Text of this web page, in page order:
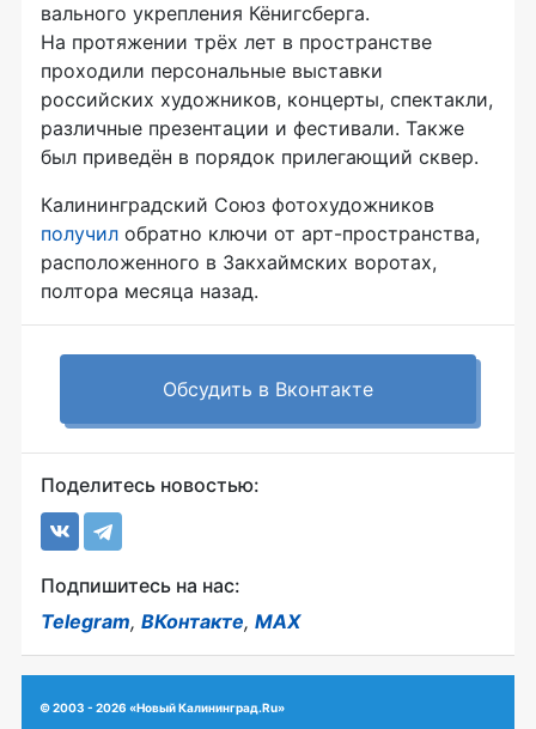
вального укрепления Кёнигсберга.
На протяжении трёх лет в пространстве
проходили персональные выставки
российских художников, концерты, спектакли,
различные презентации и фестивали. Также
был приведён в порядок прилегающий сквер.
Калининградский Союз фотохудожников
получил обратно ключи от арт-пространства,
расположенного в Закхаймских воротах,
полтора месяца назад.
Обсудить в Вконтакте
Поделитесь новостью:
Подпишитесь на нас:
Telegram, ВКонтакте, MAX
© 2003 - 2026 «Новый Калининград.Ru»